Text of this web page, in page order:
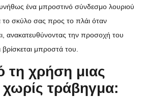
ένα μπροστινό σύνδεσμο λουριού
το σκύλο σας προς το πλάι όταν
ανακατευθύνοντας την προσοχή του
μπροστά του.
χρήση μιας
χωρίς τράβηγμα: